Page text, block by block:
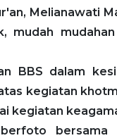
Melianawati
mudah
BBS dalam
kegiatan
kegiatan
bersama